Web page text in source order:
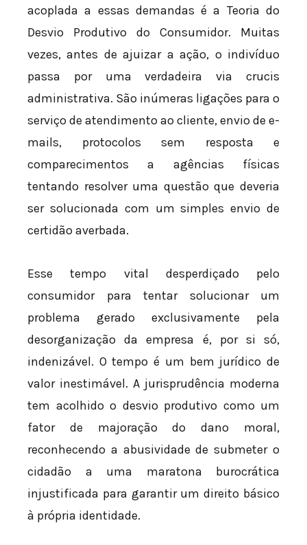
acoplada a essas demandas é a Teoria do
Desvio Produtivo do Consumidor. Muitas
vezes, antes de ajuizar a ação, o indivíduo
passa por uma verdadeira via crucis
administrativa. São inúmeras ligações para o
serviço de atendimento ao cliente, envio de e-
mails, protocolos sem resposta e
comparecimentos a agências físicas
tentando resolver uma questão que deveria
ser solucionada com um simples envio de
certidão averbada.
Esse tempo vital desperdiçado pelo
consumidor para tentar solucionar um
problema gerado exclusivamente pela
desorganização da empresa é, por si só,
indenizável. O tempo é um bem jurídico de
valor inestimável. A jurisprudência moderna
tem acolhido o desvio produtivo como um
fator de majoração do dano moral,
reconhecendo a abusividade de submeter o
cidadão a uma maratona burocrática
injustificada para garantir um direito básico
à própria identidade.